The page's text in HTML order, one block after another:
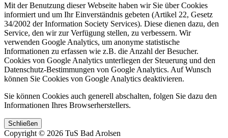
Mit der Benutzung dieser Webseite haben wir Sie über Cookies
informiert und um Ihr Einverständnis gebeten (Artikel 22, Gesetz
34/2002 der Information Society Services). Diese dienen dazu, den
Service, den wir zur Verfügung stellen, zu verbessern. Wir
verwenden Google Analytics, um anonyme statistische
Informationen zu erfassen wie z.B. die Anzahl der Besucher.
Cookies von Google Analytics unterliegen der Steuerung und den
Datenschutz-Bestimmungen von Google Analytics. Auf Wunsch
können Sie Cookies von Google Analytics deaktivieren.
Sie können Cookies auch generell abschalten, folgen Sie dazu den
Informationen Ihres Browserherstellers.
Schließen
Copyright © 2026 TuS Bad Arolsen